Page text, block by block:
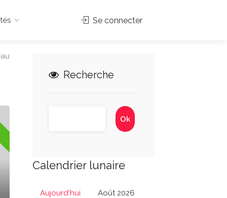
Se connecter
Recherche
Calendrier lunaire
Aujourd'hui Août 2026